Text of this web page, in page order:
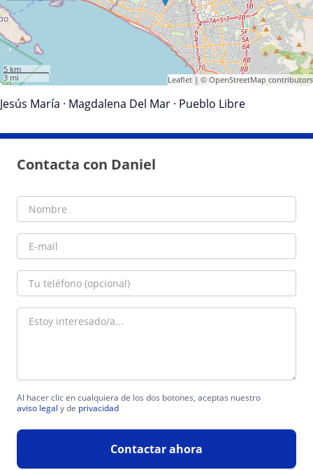
5 km
3 mi
Leaflet| © OpenStreetMap contributors
Jesús María · Magdalena Del Mar · Pueblo Libre
Contacta con Daniel
Al hacer clic en cualquiera de los dos botones, aceptas nuestro
aviso legal y de privacidad
Contactar ahora